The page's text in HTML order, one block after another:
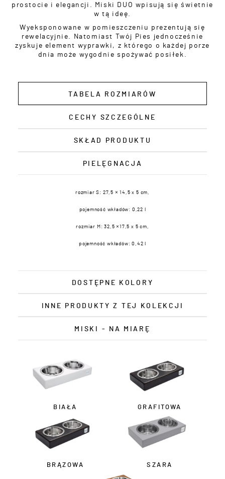
prostocie i elegancji. Miski DUO wpisują się świetnie
w tą ideę.
Wyeksponowane w pomieszczeniu prezentują się
rewelacyjnie. Natomiast Twój Pies jednocześnie
zyskuje element wyprawki, z którego o każdej porze
dnia może wygodnie spożywać posiłek.
TABELA ROZMIARÓW
CECHY SZCZEGÓLNE
SKŁAD PRODUKTU
PIELĘGNACJA
rozmiar S: 27,5 × 14,5 x 5 cm,
pojemność wkładów: 0,22 l
rozmiar M: 32,5 ×17,5 x 5 cm,
pojemność wkładów: 0,42 l
DOSTĘPNE KOLORY
INNE PRODUKTY Z TEJ KOLEKCJI
MISKI - NA MIARĘ
BIAŁA GRAFITOWA
BRĄZOWA SZARA